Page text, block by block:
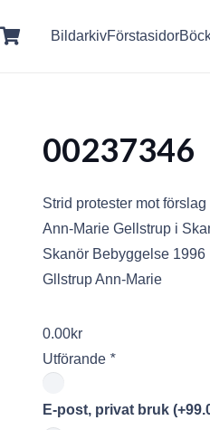
BildarkivFörstasidor
00237346
Strid protester mot
Ann-Marie Gellstrup i
Skanör Bebyggelse 1996
Gllstrup Ann-Marie
0.00kr
Utförande *
E-post, privat bruk (+